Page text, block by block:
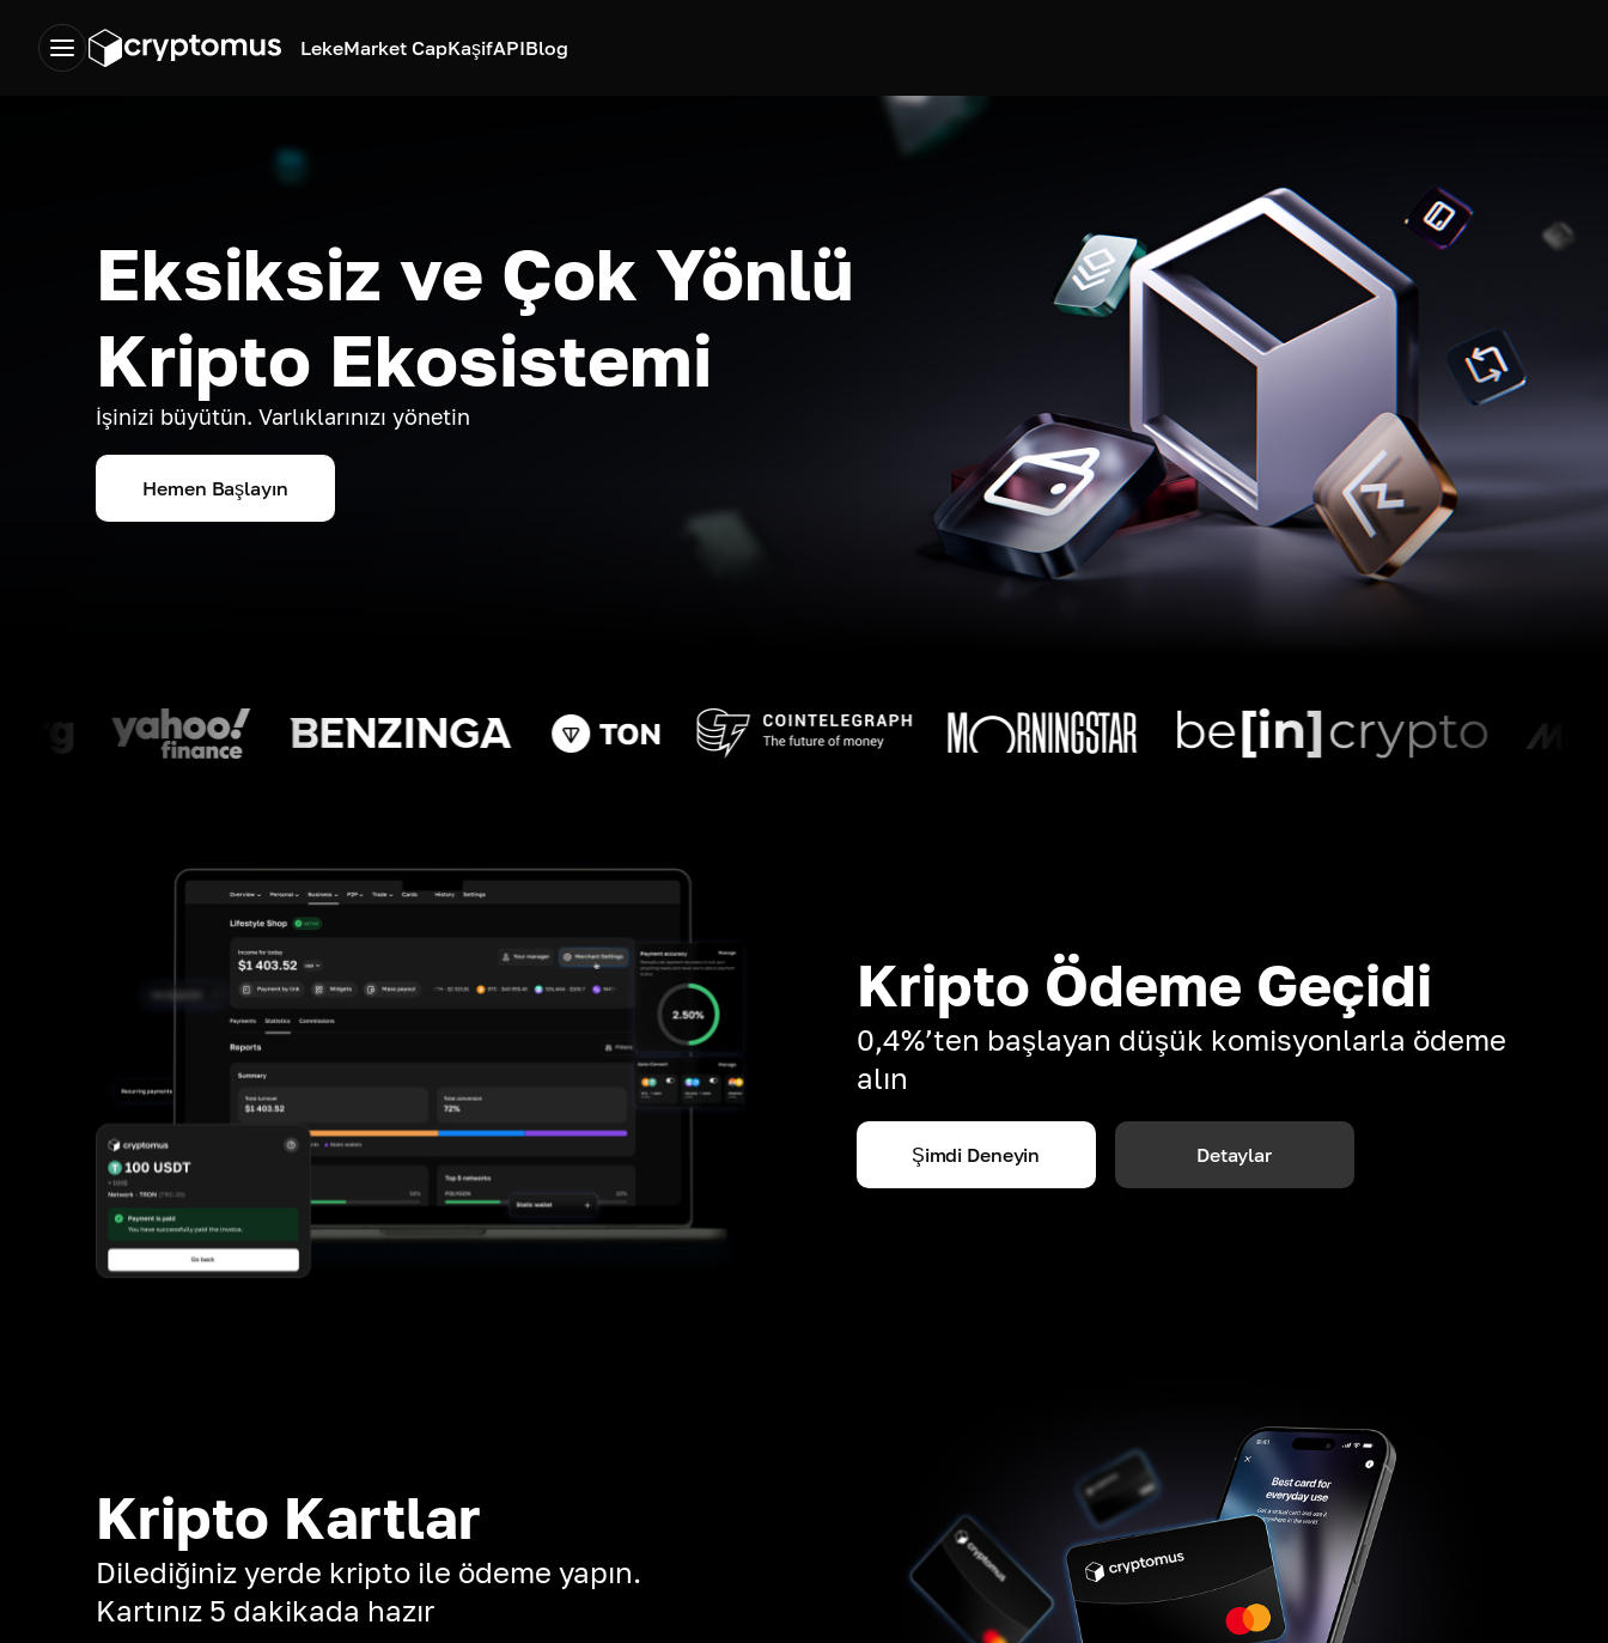
LekeMarket CapKaşifAPIBlog
Eksiksiz ve Çok Yönlü
Kripto Ekosistemi
İşinizi büyütün. Varlıklarınızı yönetin
Hemen Başlayın
Kripto Ödeme Geçidi
0,4%’ten başlayan düşük komisyonlarla ödeme
alın
Şimdi Deneyin Detaylar
Kripto Kartlar
Dilediğiniz yerde kripto ile ödeme yapın.
Kartınız 5 dakikada hazır